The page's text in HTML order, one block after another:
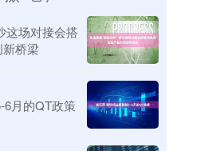
这场对接会搭
桥梁
6月的QT政策